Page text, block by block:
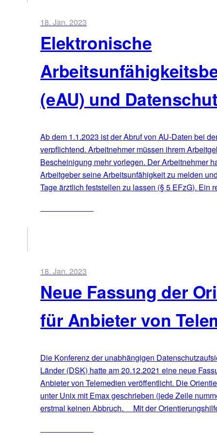
18. Jan. 2023
Elektronische
(eAU) und
Ab dem 1.1.2023 ist der Abruf von AU-Daten bei
verpflichtend. Arbeitnehmer müssen ihrem
Bescheinigung mehr vorlegen. Der Arbeitnehmer
Arbeitgeber seine Arbeitsunfähigkeit zu melden
Tage ärztlich feststellen zu lassen (§ 5 EFzG). Ein
18. Jan. 2023
Neue Fassung der
für Anbieter von
Die Konferenz der unabhängigen
Länder (DSK) hatte am 20.12.2021 eine neue
Anbieter von Telemedien veröffentlicht. Die
unter Unix mit Emax geschrieben (jede Zeile
erstmal keinen Abbruch. Mit der